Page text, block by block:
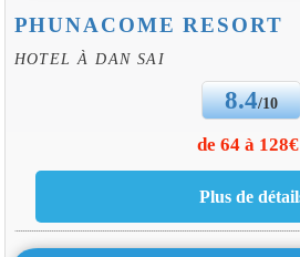
PHUNACOME RESORT
HOTEL À DAN SAI
8.4/10
de 64 à 128€